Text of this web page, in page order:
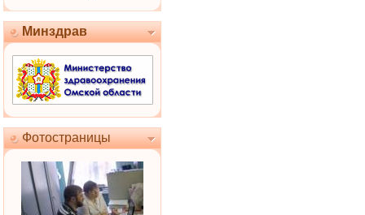
Минздрав
Фотостраницы